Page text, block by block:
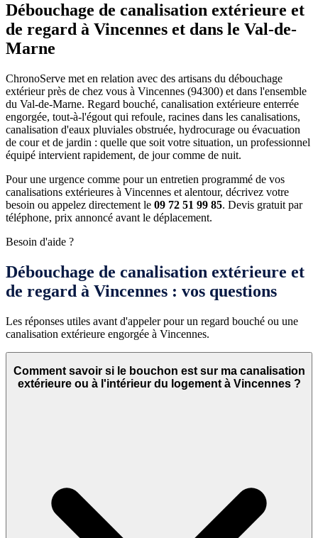
Débouchage de canalisation extérieure et
de regard à Vincennes et dans le Val-de-
Marne
ChronoServe met en relation avec des artisans du débouchage
extérieur près de chez vous à Vincennes (94300) et dans l'ensemble
du Val-de-Marne. Regard bouché, canalisation extérieure enterrée
engorgée, tout-à-l'égout qui refoule, racines dans les canalisations,
canalisation d'eaux pluviales obstruée, hydrocurage ou évacuation
de cour et de jardin : quelle que soit votre situation, un professionnel
équipé intervient rapidement, de jour comme de nuit.
Pour une urgence comme pour un entretien programmé de vos
canalisations extérieures à Vincennes et alentour, décrivez votre
besoin ou appelez directement le 09 72 51 99 85. Devis gratuit par
téléphone, prix annoncé avant le déplacement.
Besoin d'aide ?
Débouchage de canalisation extérieure et
de regard à Vincennes : vos questions
Les réponses utiles avant d'appeler pour un regard bouché ou une
canalisation extérieure engorgée à Vincennes.
Comment savoir si le bouchon est sur ma canalisation
extérieure ou à l'intérieur du logement à Vincennes ?